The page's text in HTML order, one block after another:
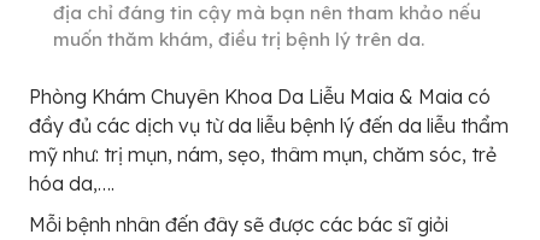
địa chỉ đáng tin cậy mà bạn nên tham khảo nếu
muốn thăm khám, điều trị bệnh lý trên da.
Phòng Khám Chuyên Khoa Da Liễu Maia & Maia có
đầy đủ các dịch vụ từ da liễu bệnh lý đến da liễu thẩm
mỹ như: trị mụn, nám, sẹo, thâm mụn, chăm sóc, trẻ
hóa da,….
Mỗi bệnh nhân đến đây sẽ được các bác sĩ giỏi